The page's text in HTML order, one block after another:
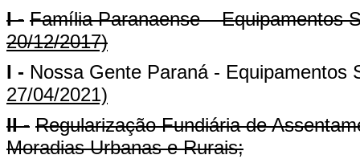
I - Família Paranaense – Equipamentos
20/12/2017)
I - Nossa Gente Paraná - Equipamentos
27/04/2021)
II - Regularização Fundiária de
Moradias Urbanas e Rurais;